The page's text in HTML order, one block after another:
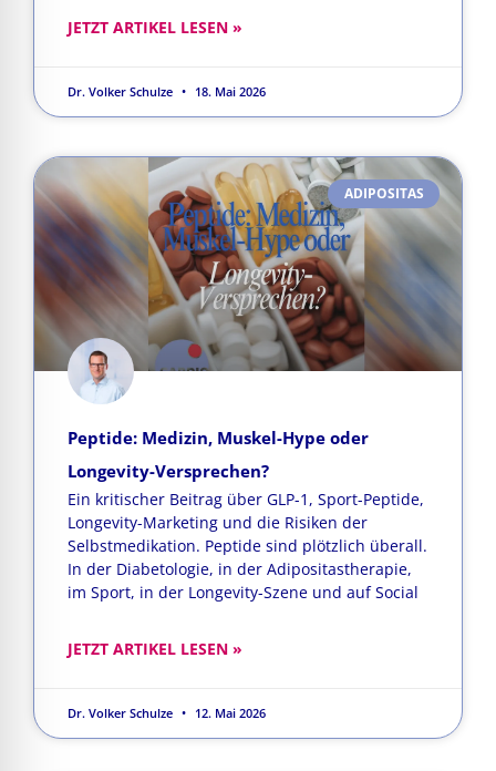
JETZT ARTIKEL LESEN »
Dr. Volker Schulze 18. Mai 2026
ADIPOSITAS
Peptide: Medizin, Muskel-Hype oder
Longevity-Versprechen?
Ein kritischer Beitrag über GLP-1, Sport-Peptide,
Longevity-Marketing und die Risiken der
Selbstmedikation. Peptide sind plötzlich überall.
In der Diabetologie, in der Adipositastherapie,
im Sport, in der Longevity-Szene und auf Social
JETZT ARTIKEL LESEN »
Dr. Volker Schulze 12. Mai 2026